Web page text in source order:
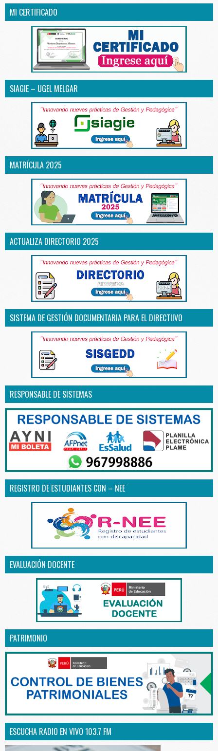
MI CERTIFICADO
SIAGIE – UGEL MELGAR
MATRÍCULA 2025
ACTUALIZA DIRECTORIO 2025
SISTEMA DE GESTIÓN DOCUMENTARIA PARA EL DIRECTIIVO
RESPONSABLE DE SISTEMAS
REGISTRO DE ESTUDIANTES CON – NEE
EVALUACIÓN DOCENTE
PATRIMONIO
ESCUCHA RADIO EN VIVO 103.7 FM